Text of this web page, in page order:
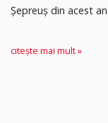
Șepreuș din acest
citește mai mult »